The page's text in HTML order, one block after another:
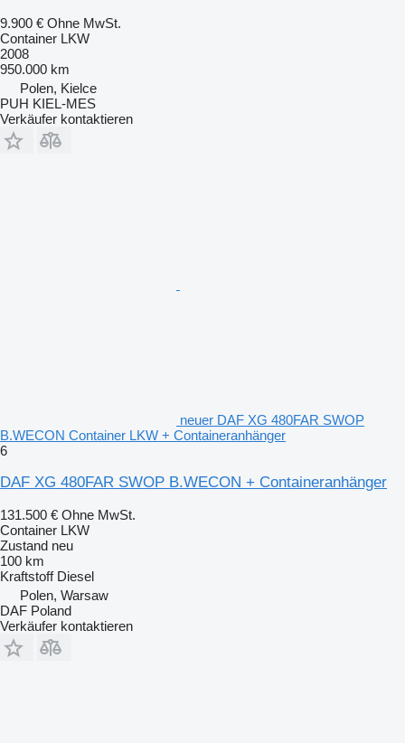
9.900 € Ohne MwSt.
Container LKW
2008
950.000 km
Polen, Kielce
PUH KIEL-MES
Verkäufer kontaktieren
neuer DAF XG 480FAR SWOP
B.WECON Container LKW + Containeranhänger
6
DAF XG 480FAR SWOP B.WECON + Containeranhänger
131.500 € Ohne MwSt.
Container LKW
Zustand neu
100 km
Kraftstoff Diesel
Polen, Warsaw
DAF Poland
Verkäufer kontaktieren